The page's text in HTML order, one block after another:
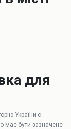
для
України є
має бути зазначене